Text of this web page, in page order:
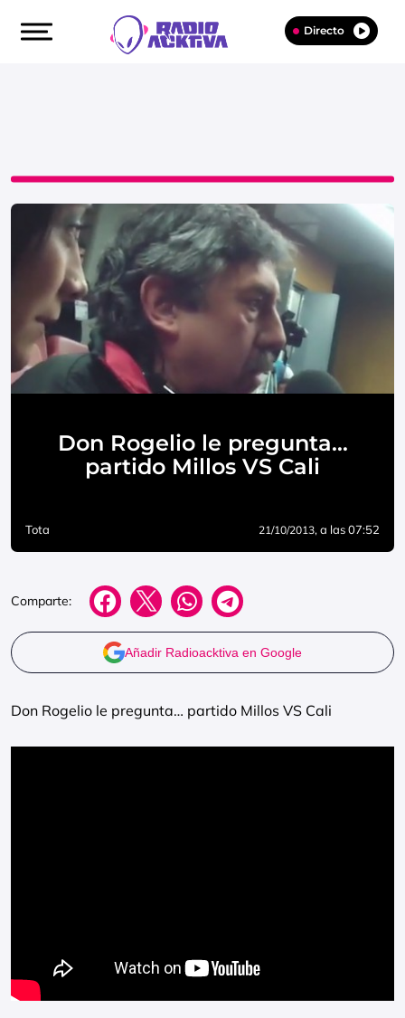
Directo
Don Rogelio le pregunta…
partido Millos VS Cali
Tota 21/10/2013, a las 07:52
Comparte:
Añadir Radioacktiva en Google
Don Rogelio le pregunta… partido Millos VS Cali